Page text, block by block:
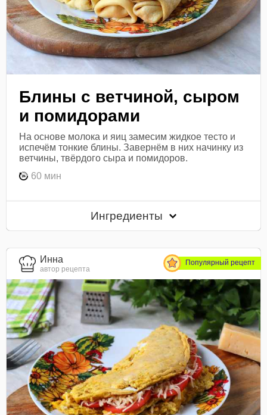
Блины с ветчиной, сыром
и помидорами
На основе молока и яиц замесим жидкое тесто и
испечём тонкие блины. Завернём в них начинку из
ветчины, твёрдого сыра и помидоров.
60 мин
Ингредиенты
Инна
автор рецепта
Популярный рецепт